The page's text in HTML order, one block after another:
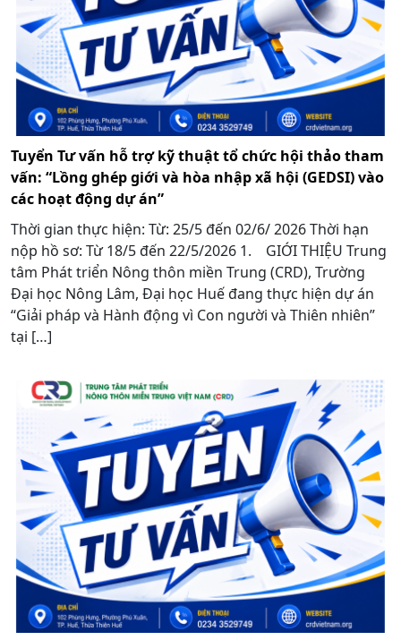
Tuyển Tư vấn hỗ trợ kỹ thuật tổ chức hội thảo tham
vấn: “Lồng ghép giới và hòa nhập xã hội (GEDSI) vào
các hoạt động dự án”
Thời gian thực hiện: Từ: 25/5 đến 02/6/ 2026 Thời hạn
nộp hồ sơ: Từ 18/5 đến 22/5/2026 1. GIỚI THIỆU Trung
tâm Phát triển Nông thôn miền Trung (CRD), Trường
Đại học Nông Lâm, Đại học Huế đang thực hiện dự án
“Giải pháp và Hành động vì Con người và Thiên nhiên”
tại […]